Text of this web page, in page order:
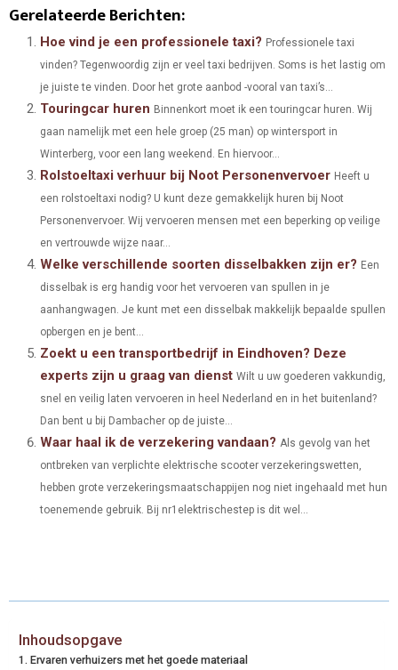
R
O
T
W
T
E
R
)
R
O
C
E
O
K
A
R
O
N
T
R
S
T
R
O
K
D
N
R
Gerelateerde Berichten:
Hoe vind je een professionele taxi? Professionele taxi
vinden? Tegenwoordig zijn er veel taxi bedrijven. Soms is het lastig om
je juiste te vinden. Door het grote aanbod -vooral van taxi’s...
Touringcar huren Binnenkort moet ik een touringcar huren. Wij
gaan namelijk met een hele groep (25 man) op wintersport in
Winterberg, voor een lang weekend. En hiervoor...
Rolstoeltaxi verhuur bij Noot Personenvervoer Heeft u
een rolstoeltaxi nodig? U kunt deze gemakkelijk huren bij Noot
Personenvervoer. Wij vervoeren mensen met een beperking op veilige
en vertrouwde wijze naar...
Welke verschillende soorten disselbakken zijn er? Een
disselbak is erg handig voor het vervoeren van spullen in je
aanhangwagen. Je kunt met een disselbak makkelijk bepaalde spullen
opbergen en je bent...
Zoekt u een transportbedrijf in Eindhoven? Deze
experts zijn u graag van dienst Wilt u uw goederen vakkundig,
snel en veilig laten vervoeren in heel Nederland en in het buitenland?
Dan bent u bij Dambacher op de juiste...
Waar haal ik de verzekering vandaan? Als gevolg van het
ontbreken van verplichte elektrische scooter verzekeringswetten,
hebben grote verzekeringsmaatschappijen nog niet ingehaald met hun
toenemende gebruik. Bij nr1elektrischestep is dit wel...
Inhoudsopgave
Ervaren verhuizers met het goede materiaal